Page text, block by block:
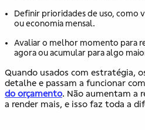
Definir prioridades de uso, como
ou economia mensal.
Avaliar o melhor momento para
agora ou acumular para algo
Quando usados com estratégia,
detalhe e passam a funcionar
do orçamento. Não aumentam a
a render mais, e isso faz toda a